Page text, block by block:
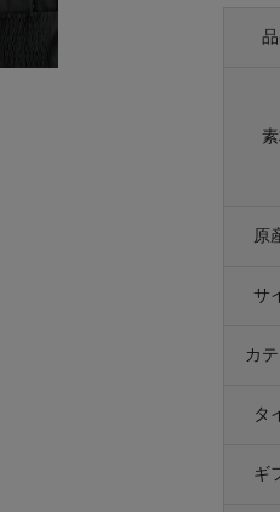
原
サ
カ
タ
ギ